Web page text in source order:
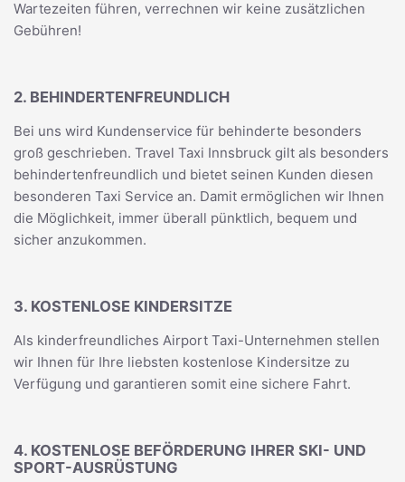
Wartezeiten führen, verrechnen wir keine zusätzlichen
Gebühren!
2. BEHINDERTENFREUNDLICH
Bei uns wird Kundenservice für behinderte besonders
groß geschrieben. Travel Taxi Innsbruck gilt als besonders
behindertenfreundlich und bietet seinen Kunden diesen
besonderen Taxi Service an. Damit ermöglichen wir Ihnen
die Möglichkeit, immer überall pünktlich, bequem und
sicher anzukommen.
3. KOSTENLOSE KINDERSITZE
Als kinderfreundliches Airport Taxi-Unternehmen stellen
wir Ihnen für Ihre liebsten kostenlose Kindersitze zu
Verfügung und garantieren somit eine sichere Fahrt.
4. KOSTENLOSE BEFÖRDERUNG IHRER SKI- UND
SPORT-AUSRÜSTUNG